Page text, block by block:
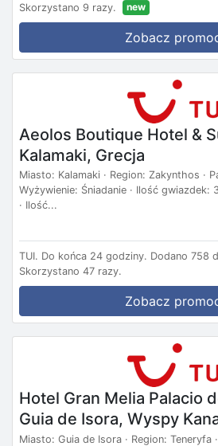
Skorzystano 9 razy.
new
Zobacz
Aeolos Boutique Hotel &
Kalamaki, Grecja
Miasto: Kalamaki · Region: Zakynthos ·
Wyżywienie: Śniadanie · Ilość gwiazdek:
· Ilość...
TUI. Do końca 24 godziny. Dodano 758
Skorzystano 47 razy.
Zobacz
Hotel Gran Melia Palacio
Guia de Isora, Wyspy
Miasto: Guia de Isora · Region: Teneryfa